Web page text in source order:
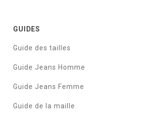
GUIDES
Guide des tailles
Guide Jeans Homme
Guide Jeans Femme
Guide de la maille